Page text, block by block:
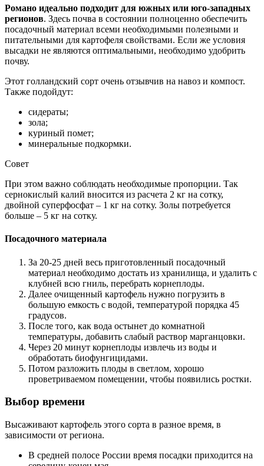
Романо идеально подходит для южных или юго-западных
регионов. Здесь почва в состоянии полноценно обеспечить
посадочный материал всеми необходимыми полезными и
питательными для картофеля свойствами. Если же условия
высадки не являются оптимальными, необходимо удобрить
почву.
Этот голландский сорт очень отзывчив на навоз и компост.
Также подойдут:
сидераты;
зола;
куриный помет;
минеральные подкормки.
Совет
При этом важно соблюдать необходимые пропорции. Так
сернокислый калий вносится из расчета 2 кг на сотку,
двойной суперфосфат – 1 кг на сотку. Золы потребуется
больше – 5 кг на сотку.
Посадочного материала
За 20-25 дней весь приготовленный посадочный
материал необходимо достать из хранилища, и удалить с
клубней всю гниль, перебрать корнеплоды.
Далее очищенный картофель нужно погрузить в
большую емкость с водой, температурой порядка 45
градусов.
После того, как вода остынет до комнатной
температуры, добавить слабый раствор марганцовки.
Через 20 минут корнеплоды извлечь из воды и
обработать биофунгицидами.
Потом разложить плоды в светлом, хорошо
проветриваемом помещении, чтобы появились ростки.
Выбор времени
Высаживают картофель этого сорта в разное время, в
зависимости от региона.
В средней полосе России время посадки приходится на